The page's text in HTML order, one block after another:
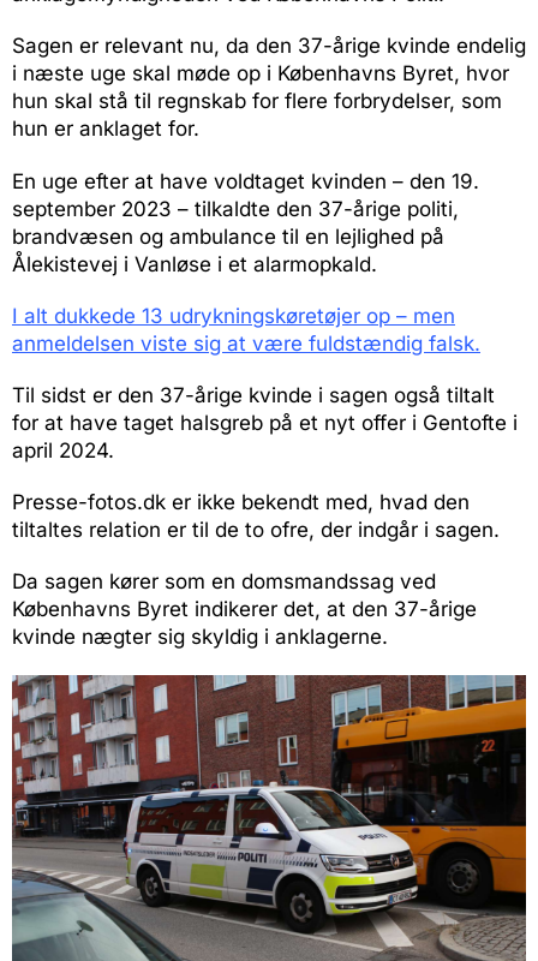
Sagen er relevant nu, da den 37-årige kvinde endelig
i næste uge skal møde op i Københavns Byret, hvor
hun skal stå til regnskab for flere forbrydelser, som
hun er anklaget for.
En uge efter at have voldtaget kvinden – den 19.
september 2023 – tilkaldte den 37-årige politi,
brandvæsen og ambulance til en lejlighed på
Ålekistevej i Vanløse i et alarmopkald.
I alt dukkede 13 udrykningskøretøjer op – men
anmeldelsen viste sig at være fuldstændig falsk.
Til sidst er den 37-årige kvinde i sagen også tiltalt
for at have taget halsgreb på et nyt offer i Gentofte i
april 2024.
Presse-fotos.dk er ikke bekendt med, hvad den
tiltaltes relation er til de to ofre, der indgår i sagen.
Da sagen kører som en domsmandssag ved
Københavns Byret indikerer det, at den 37-årige
kvinde nægter sig skyldig i anklagerne.